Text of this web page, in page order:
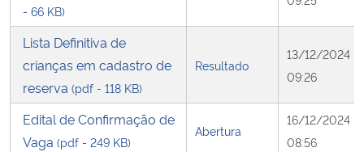
- 66 KB)
Lista Definitiva de
crianças em cadastro de
reserva (pdf - 118 KB)
Resultado
13/12/2024
09:26
Edital de Confirmação de
Vaga (pdf - 249 KB)
Abertura
16/12/2024
08:56